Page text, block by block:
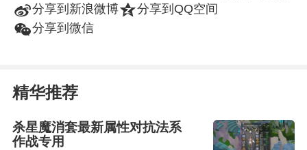
t分享到新浪微博z分享到QQ空间
w分享到微信
精华推荐
杀星魔消套最新属性对抗法系
作战专用